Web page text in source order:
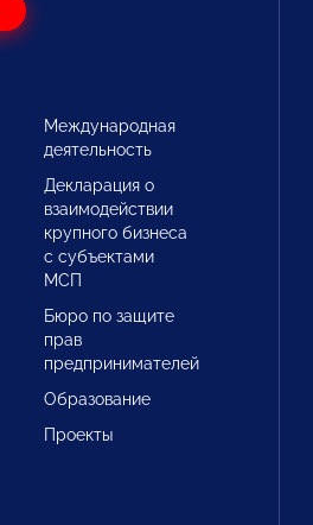
Международная
деятельность
Декларация о
взаимодействии
крупного бизнеса
с субъектами
МСП
Бюро по защите
прав
предпринимателей
Образование
Проекты